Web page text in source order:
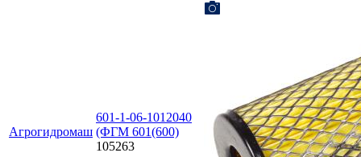
Агрогидромаш
601-1-06-1012040
(ФГМ 601(600)
105263